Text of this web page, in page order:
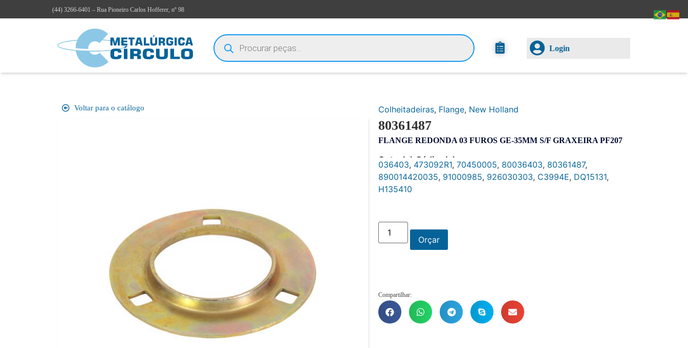
(44) 3266-6401 – Rua Pioneiro Carlos Hofferer, nº 98
Login
Voltar para o catálogo Colheitadeiras, Flange, New Holland
80361487
FLANGE REDONDA 03 FUROS GE-35MM S/F GRAXEIRA PF207
Outro(s) Código(s):
036403, 473092R1, 70450005, 80036403, 80361487,
890014420035, 91000985, 926030303, C3994E, DQ15131,
H135410
Orçar
Compartilhar: